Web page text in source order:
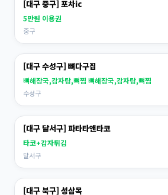
[대구 중구] 포차ic
5만원 이용권
중구
[대구 수성구] 뼈다구집
뼈해장국,감자탕,뼈찜 뼈해장국,감자탕,뼈찜
수성구
[대구 달서구] 파타타앤타코
타코+감자튀김
달서구
[대구 북구] 성삼목